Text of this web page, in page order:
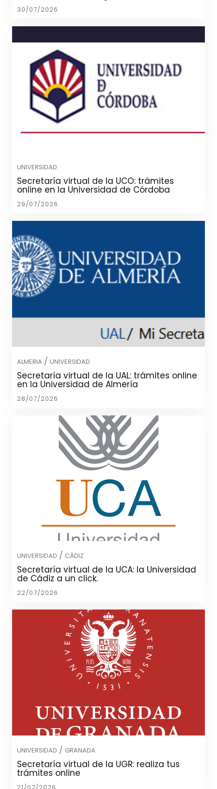
30/07/2026
UNIVERSIDAD
Secretaría virtual de la UCO: trámites
online en la Universidad de Córdoba
29/07/2026
ALMERIA / UNIVERSIDAD
Secretaría virtual de la UAL: trámites online
en la Universidad de Almería
28/07/2026
UNIVERSIDAD / CÁDIZ
Secretaría virtual de la UCA: la Universidad
de Cádiz a un click.
22/07/2026
UNIVERSIDAD / GRANADA
Secretaría virtual de la UGR: realiza tus
trámites online